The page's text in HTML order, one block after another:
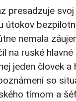
presadzuje
útokov
nemala
na ruské
jeden človek
so
tímom a